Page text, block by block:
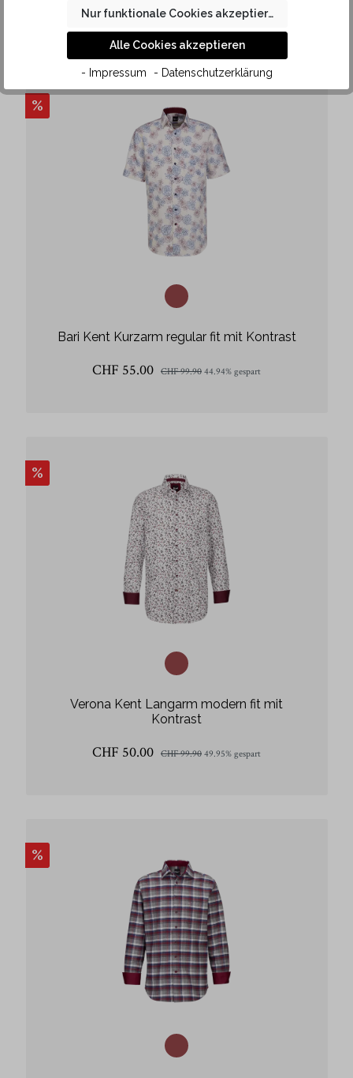
%
Bari Kent Kurzarm regular fit mit Kontrast
CHF 55.00 CHF 99.90 44.94% gespart
%
Verona Kent Langarm modern fit mit
Kontrast
CHF 50.00 CHF 99.90 49.95% gespart
%
Nur funktionale Cookies akzeptieren
Alle Cookies akzeptieren
- Impressum - Datenschutzerklärung